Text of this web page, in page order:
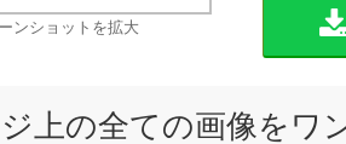
ンショットを拡大
上の全ての画像をワ